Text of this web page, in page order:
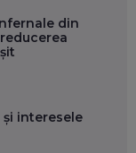
din
interesele